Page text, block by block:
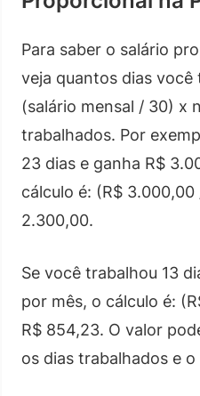
Para saber o salário
veja quantos dias você
(salário mensal / 30) x
trabalhados. Por
23 dias e ganha R$
cálculo é: (R$
2.300,00.
Se você trabalhou 13
por mês, o cálculo é:
R$ 854,23. O valor
os dias trabalhados e o